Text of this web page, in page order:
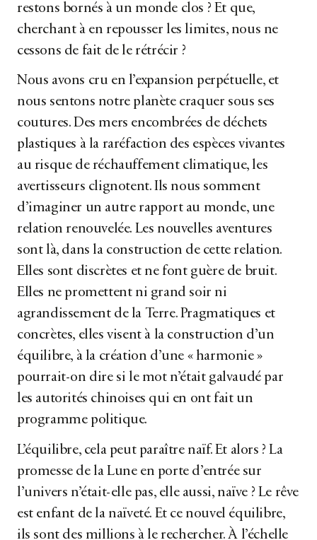
restons bornés à un monde clos ? Et que,
cherchant à en repousser les limites, nous ne
cessons de fait de le rétrécir ?
Nous avons cru en l’expansion perpétuelle, et
nous sentons notre planète craquer sous ses
coutures. Des mers encombrées de déchets
plastiques à la raréfaction des espèces vivantes
au risque de réchauffement climatique, les
avertisseurs clignotent. Ils nous somment
d’imaginer un autre rapport au monde, une
relation renouvelée. Les nouvelles aventures
sont là, dans la construction de cette relation.
Elles sont discrètes et ne font guère de bruit.
Elles ne promettent ni grand soir ni
agrandissement de la Terre. Pragmatiques et
concrètes, elles visent à la construction d’un
équilibre, à la création d’une « harmonie »
pourrait-on dire si le mot n’était galvaudé par
les autorités chinoises qui en ont fait un
programme politique.
L’équilibre, cela peut paraître naïf. Et alors ? La
promesse de la Lune en porte d’entrée sur
l’univers n’était-elle pas, elle aussi, naïve ? Le rêve
est enfant de la naïveté. Et ce nouvel équilibre,
ils sont des millions à le rechercher. À l’échelle